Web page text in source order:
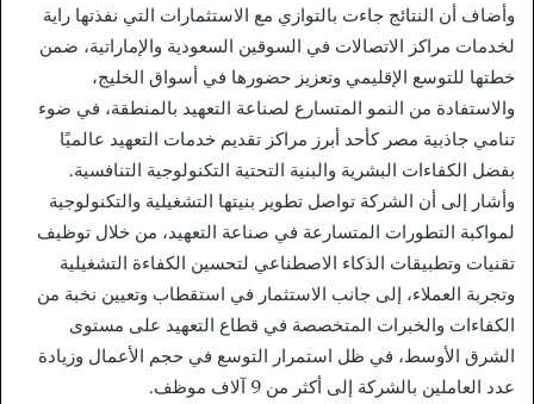
وأضاف أن النتائج جاءت بالتوازي مع الاستثمارات التي نفذتها راية
لخدمات مراكز الاتصالات في السوقين السعودية والإماراتية، ضمن
خطتها للتوسع الإقليمي وتعزيز حضورها في أسواق الخليج،
والاستفادة من النمو المتسارع لصناعة التعهيد بالمنطقة، في ضوء
تنامي جاذبية مصر كأحد أبرز مراكز تقديم خدمات التعهيد عالميًا
بفضل الكفاءات البشرية والبنية التحتية التكنولوجية التنافسية.
وأشار إلى أن الشركة تواصل تطوير بنيتها التشغيلية والتكنولوجية
لمواكبة التطورات المتسارعة في صناعة التعهيد، من خلال توظيف
تقنيات وتطبيقات الذكاء الاصطناعي لتحسين الكفاءة التشغيلية
وتجربة العملاء، إلى جانب الاستثمار في استقطاب وتعيين نخبة من
الكفاءات والخبرات المتخصصة في قطاع التعهيد على مستوى
الشرق الأوسط، في ظل استمرار التوسع في حجم الأعمال وزيادة
عدد العاملين بالشركة إلى أكثر من 9 آلاف موظف.